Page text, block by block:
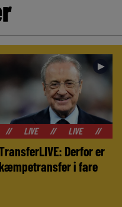
►
LIVE LIVE
Derfor er
i fare